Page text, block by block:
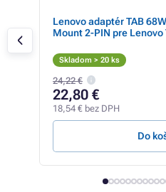
Lenovo adaptér TAB
Mount 2-PIN pre Lenovo
Skladom > 20 ks
24,22 €
22,80 €
18,54 € bez DPH
Do